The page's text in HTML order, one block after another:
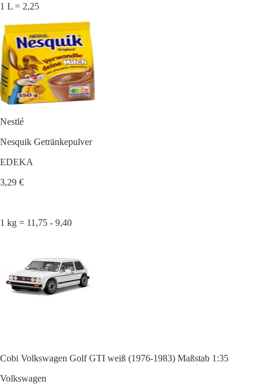
1 L = 2,25
Nestlé
Nesquik Getränkepulver
EDEKA
3,29 €
1 kg = 11,75 - 9,40
Cobi Volkswagen Golf GTI weiß (1976-1983) Maßstab 1:35
Volkswagen